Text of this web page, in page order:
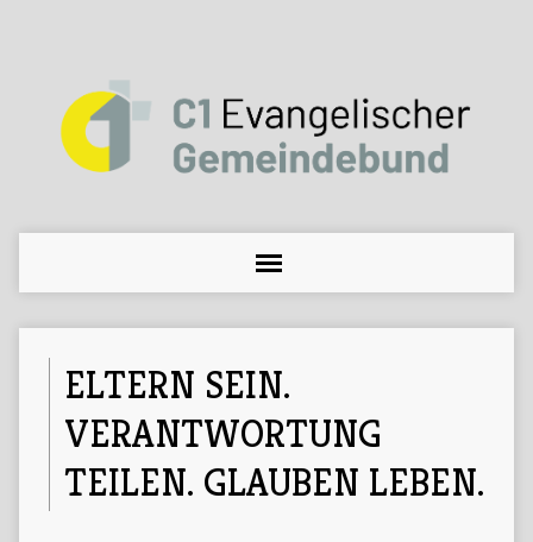
ELTERN SEIN.
VERANTWORTUNG
TEILEN. GLAUBEN LEBEN.